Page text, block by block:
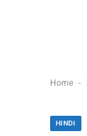
Home -
HINDI